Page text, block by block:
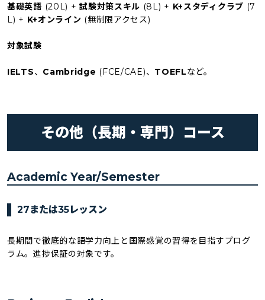
基礎英語 (20L) +試験対策スキル (8L) + K+スタディクラブ (7
L) + K+オンライン (無制限アクセス)
対象試験
IELTS、 Cambridge (FCE/CAE)、 TOEFLなど。
その他（長期・専門）コース
Academic Year/Semester
27または35レッスン
長期間で徹底的な語学力向上と国際感覚の習得を目指すプログ
ラム。進捗保証の対象です。